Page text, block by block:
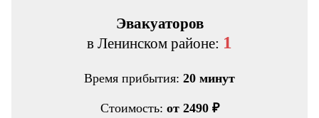
Эвакуаторов
в Ленинском районе: 1
Время прибытия: 20 минут
Стоимость: от 2490 ₽